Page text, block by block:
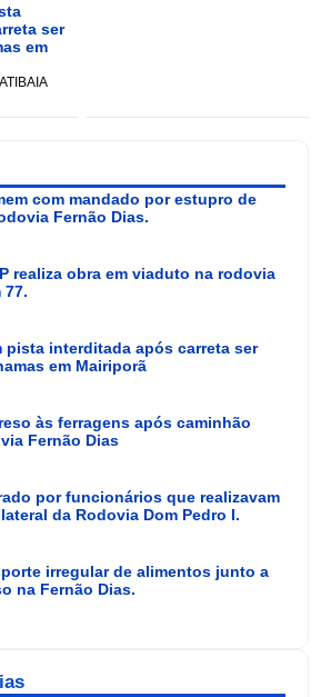
ser
em
com mandado por estupro de
Fernão Dias.
realiza obra em viaduto na rodovia
77.
pista interditada após carreta ser
em Mairiporã
às ferragens após caminhão
Fernão Dias
por funcionários que realizavam
da Rodovia Dom Pedro I.
irregular de alimentos junto a
na Fernão Dias.